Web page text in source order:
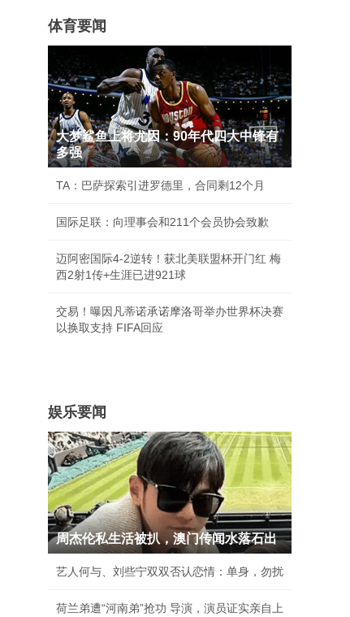
体育要闻
大梦鲨鱼上将尤因：90年代四大中锋有
多强
TA：巴萨探索引进罗德里，合同剩12个月
国际足联：向理事会和211个会员协会致歉
迈阿密国际4-2逆转！获北美联盟杯开门红 梅
西2射1传+生涯已进921球
交易！曝因凡蒂诺承诺摩洛哥举办世界杯决赛
以换取支持 FIFA回应
娱乐要闻
周杰伦私生活被扒，澳门传闻水落石出
艺人何与、刘些宁双双否认恋情：单身，勿扰
荷兰弟遭“河南弟”抢功 导演，演员证实亲自上